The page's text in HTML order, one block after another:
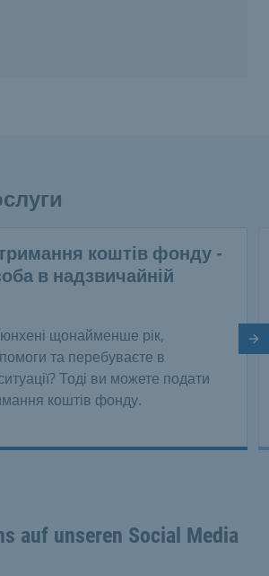
коштів фонду -
в надзвичайній
щонайменше рік,
та перебуваєте в
Тоді ви можете подати
коштів фонду.
auf unseren Social Media